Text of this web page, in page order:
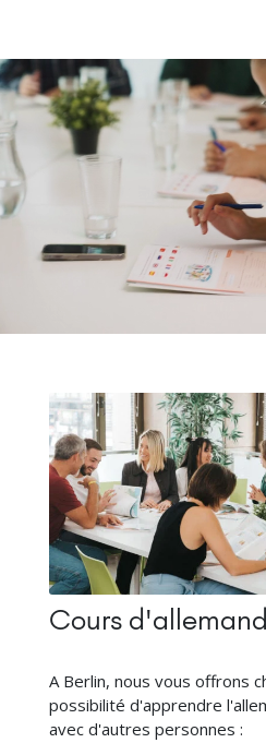
Cours
A Berlin, nous vous offrons
possibilité d'apprendre
avec d'autres personnes :